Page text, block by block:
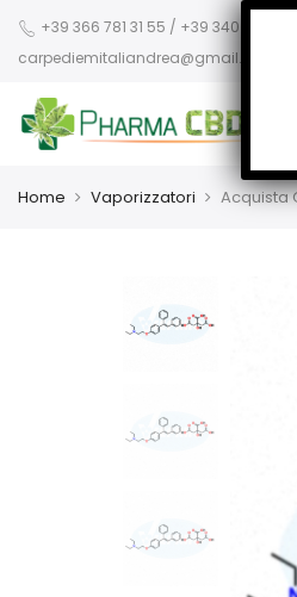
+39 366 781 31 55 / +39 340 942
carpediemitaliandrea@gmail.com
Home Vaporizzatori Acquista